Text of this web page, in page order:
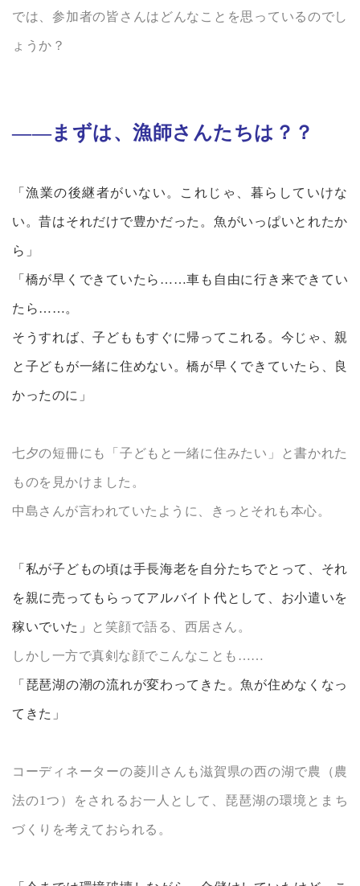
では、参加者の皆さんはどんなことを思っているのでし
ょうか？
——まずは、漁師さんたちは？？
「漁業の後継者がいない。これじゃ、暮らしていけな
い。昔はそれだけで豊かだった。魚がいっぱいとれたか
ら」
「橋が早くできていたら……車も自由に行き来できてい
たら……。
そうすれば、子どももすぐに帰ってこれる。今じゃ、親
と子どもが一緒に住めない。橋が早くできていたら、良
かったのに」
七夕の短冊にも「子どもと一緒に住みたい」と書かれた
ものを見かけました。
中島さんが言われていたように、きっとそれも本心。
「私が子どもの頃は手長海老を自分たちでとって、それ
を親に売ってもらってアルバイト代として、お小遣いを
稼いでいた」 と笑顔で語る、西居さん。
しかし一方で真剣な顔でこんなことも……
「琵琶湖の潮の流れが変わってきた。魚が住めなくなっ
てきた」
コーディネーターの菱川さんも滋賀県の西の湖で農（農
法の1つ）をされるお一人として、琵琶湖の環境とまち
づくりを考えておられる。